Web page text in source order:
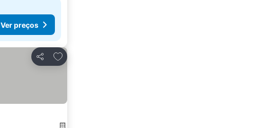
Ver preços
Partilhar
Adicionar aos favoritos